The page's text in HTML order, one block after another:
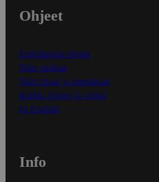
Ohjeet
Ensitilaajan ohjeet
Näin maksat
Näin tilaat ja muokkaat
Kaikki ohjeet ja vinkit
In English
Info